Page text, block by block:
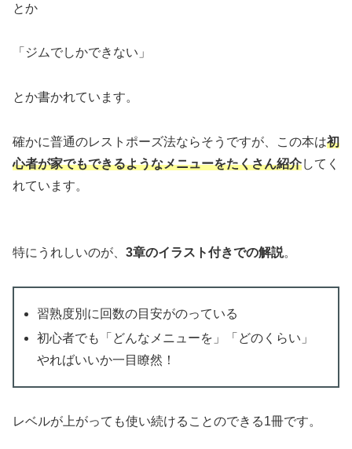
とか
「ジムでしかできない」
とか書かれています。
確かに普通のレストポーズ法ならそうですが、この本は初
心者が家でもできるようなメニューをたくさん紹介してく
れています。
特にうれしいのが、 3章のイラスト付きでの解説。
習熟度別に回数の目安がのっている
初心者でも「どんなメニューを」「どのくらい」
やればいいか一目瞭然！
レベルが上がっても使い続けることのできる1冊です。